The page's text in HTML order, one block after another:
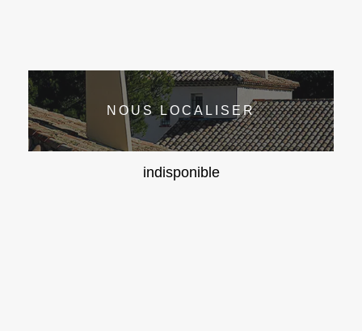
NOUS LOCALISER
indisponible